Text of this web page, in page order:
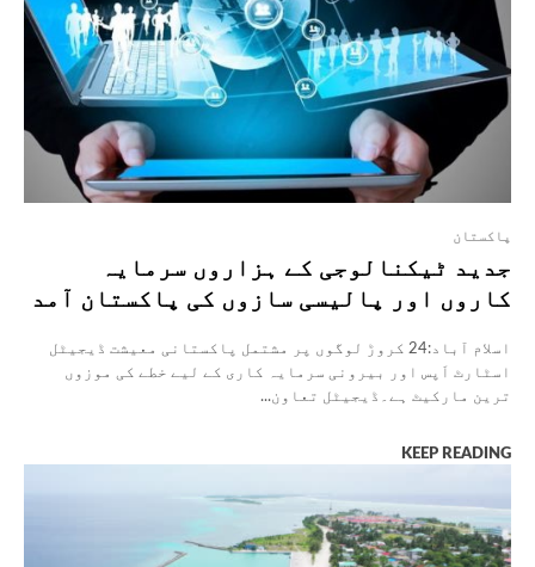
پاکستان
جدید ٹیکنالوجی کے ہزاروں سرمایہ
کاروں اور پالیسی سازوں کی پاکستان آمد
اسلام آباد:24 کروڑ لوگوں پر مشتمل پاکستانی معیشت ڈیجیٹل
اسٹارٹ اَپس اور بیرونی سرمایہ کاری کے لیے خطے کی موزوں
ترین مارکیٹ ہے۔ڈیجیٹل تعاون...
KEEP READING